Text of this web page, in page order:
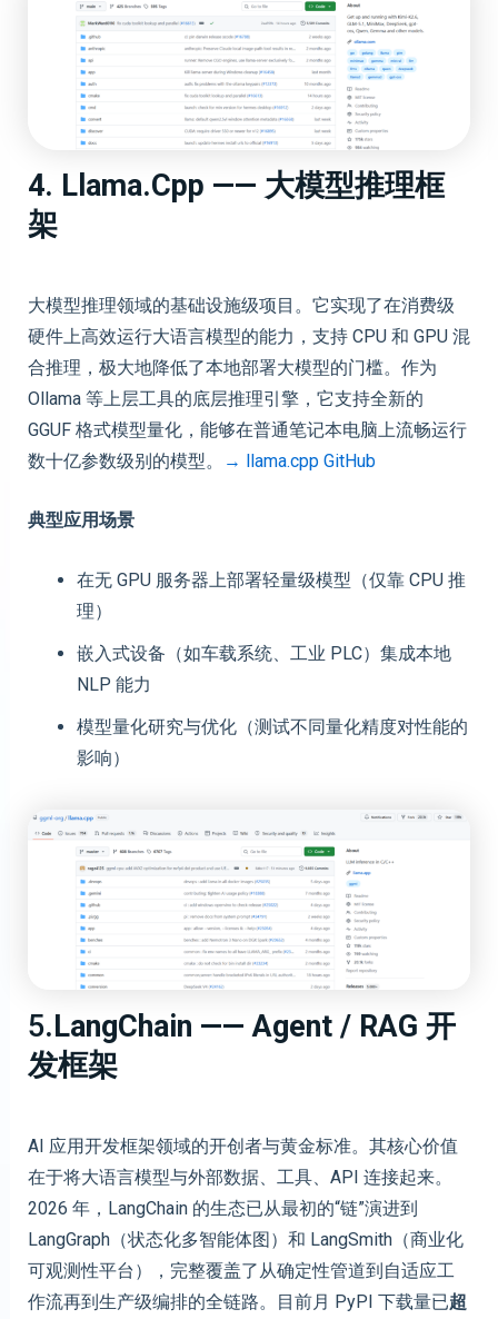
4. Llama.cpp —— 大模型推理框
架
大模型推理领域的基础设施级项目。它实现了在消费级
硬件上高效运行大语言模型的能力，支持 CPU 和 GPU 混
合推理，极大地降低了本地部署大模型的门槛。作为
Ollama 等上层工具的底层推理引擎，它支持全新的
GGUF 格式模型量化，能够在普通笔记本电脑上流畅运行
数十亿参数级别的模型。
→ llama.cpp GitHub
典型应用场景
在无 GPU 服务器上部署轻量级模型（仅靠 CPU 推
理）
嵌入式设备（如车载系统、工业 PLC）集成本地
NLP 能力
模型量化研究与优化（测试不同量化精度对性能的
影响）
5.LangChain —— Agent / RAG 开
发框架
AI 应用开发框架领域的开创者与黄金标准。其核心价值
在于将大语言模型与外部数据、工具、API 连接起来。
2026 年，LangChain 的生态已从最初的“链”演进到
LangGraph（状态化多智能体图）和 LangSmith（商业化
可观测性平台），完整覆盖了从确定性管道到自适应工
作流再到生产级编排的全链路。目前月 PyPI 下载量已超